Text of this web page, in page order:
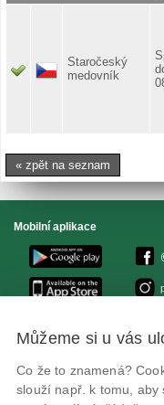
Staročeský
medovník
« zpět na seznam
Mobilní aplikace
© Státní zemědělská a
ID datové schránky: avraiqg
IČO: 75014149, DIČ:
Můžeme si u vás
Co že to znamená?
slouží např. k tomu, aby